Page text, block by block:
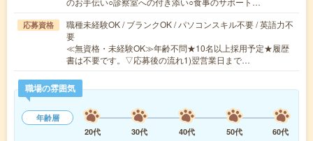
応募資格
職種未経験OK / ブランクOK / パソコンスキル不要 / 英語力不
要
≪無資格・未経験OK≫年齢不問★10名以上採用予定★履歴
書は不要です。▽応募後の流れ1)翌営業日まで…
職場の雰囲気
年齢層
20代
30代 40代 50代
60代